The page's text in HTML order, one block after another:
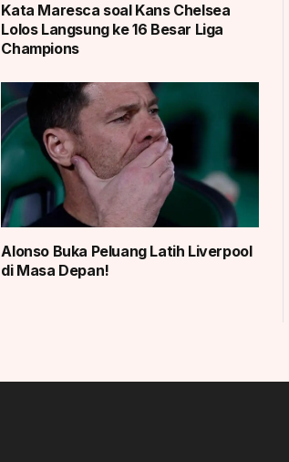
Kata Maresca soal Kans Chelsea
Lolos Langsung ke 16 Besar Liga
Champions
Alonso Buka Peluang Latih Liverpool
di Masa Depan!